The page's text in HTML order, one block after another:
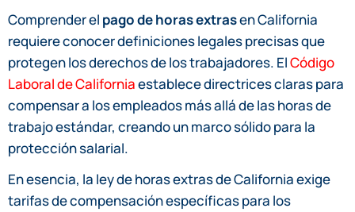
Comprender el pago de horas extrasen California
requiere conocer definiciones legales precisas que
protegen los derechos de los trabajadores. ElCódigo
Laboral de Californiaestablece directrices claras para
compensar a los empleados más allá de las horas de
trabajo estándar, creando un marco sólido para la
protección salarial.
En esencia, la ley de horas extras de California exige
tarifas de compensación específicas para los